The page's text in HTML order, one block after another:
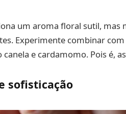
um aroma floral sutil,
Experimente combinar
canela e cardamomo. Pois é,
sofisticação